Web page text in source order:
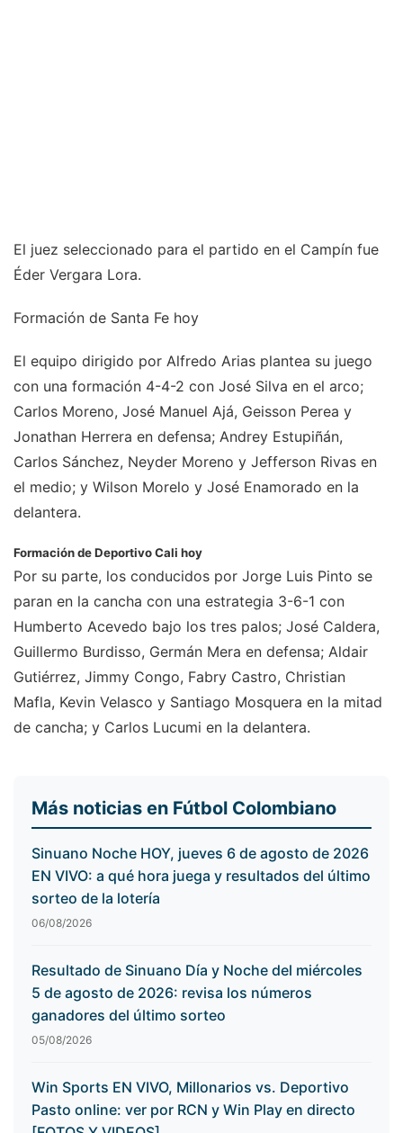
El juez seleccionado para el partido en el Campín fue
Éder Vergara Lora.
Formación de Santa Fe hoy
El equipo dirigido por Alfredo Arias plantea su juego
con una formación 4-4-2 con José Silva en el arco;
Carlos Moreno, José Manuel Ajá, Geisson Perea y
Jonathan Herrera en defensa; Andrey Estupiñán,
Carlos Sánchez, Neyder Moreno y Jefferson Rivas en
el medio; y Wilson Morelo y José Enamorado en la
delantera.
Formación de Deportivo Cali hoy
Por su parte, los conducidos por Jorge Luis Pinto se
paran en la cancha con una estrategia 3-6-1 con
Humberto Acevedo bajo los tres palos; José Caldera,
Guillermo Burdisso, Germán Mera en defensa; Aldair
Gutiérrez, Jimmy Congo, Fabry Castro, Christian
Mafla, Kevin Velasco y Santiago Mosquera en la mitad
de cancha; y Carlos Lucumi en la delantera.
Más noticias en Fútbol Colombiano
Sinuano Noche HOY, jueves 6 de agosto de 2026
EN VIVO: a qué hora juega y resultados del último
sorteo de la lotería
06/08/2026
Resultado de Sinuano Día y Noche del miércoles
5 de agosto de 2026: revisa los números
ganadores del último sorteo
05/08/2026
Win Sports EN VIVO, Millonarios vs. Deportivo
Pasto online: ver por RCN y Win Play en directo